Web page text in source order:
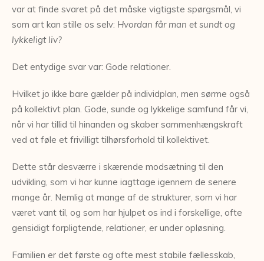
var at finde svaret på det måske vigtigste spørgsmål, vi
som art kan stille os selv: Hvordan får man et sundt og
lykkeligt liv?
Det entydige svar var: Gode relationer.
Hvilket jo ikke bare gælder på individplan, men sørme også
på kollektivt plan. Gode, sunde og lykkelige samfund får vi,
når vi har tillid til hinanden og skaber sammenhængskraft
ved at føle et frivilligt tilhørsforhold til kollektivet.
Dette står desværre i skærende modsætning til den
udvikling, som vi har kunne iagttage igennem de senere
mange år. Nemlig at mange af de strukturer, som vi har
været vant til, og som har hjulpet os ind i forskellige, ofte
gensidigt forpligtende, relationer, er under opløsning.
Familien er det første og ofte mest stabile fællesskab,